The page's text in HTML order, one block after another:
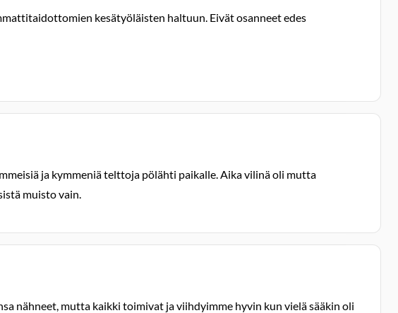
kesätyöläisten haltuun. Eivät osanneet edes
ja kymmeniä telttoja pölähti paikalle. Aika vilinä oli mutta
muisto vain.
nähneet, mutta kaikki toimivat ja viihdyimme hyvin kun vielä sääkin oli